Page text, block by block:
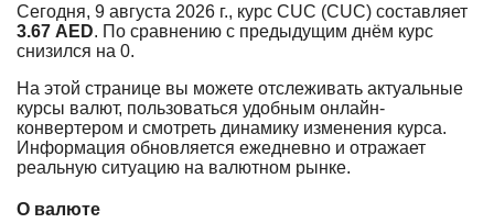
Сегодня, 9 августа 2026 г., курс CUC (CUC) составляет
3.67 AED. По сравнению с предыдущим днём курс
снизился на 0.
На этой странице вы можете отслеживать актуальные
курсы валют, пользоваться удобным онлайн-
конвертером и смотреть динамику изменения курса.
Информация обновляется ежедневно и отражает
реальную ситуацию на валютном рынке.
О валюте